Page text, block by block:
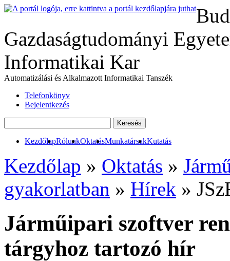
Gazdaságtudományi
Informatikai Kar
Automatizálási és Alkalmazott Informatikai Tanszék
Telefonkönyv
Bejelentkezés
KezdőlapRólunkOktatásMunkatársakKutatás
Kezdőlap » Oktatás »
gyakorlatban » Hírek »
Járműipari szoftver
tárgyhoz tartozó hír